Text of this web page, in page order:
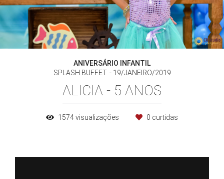
ANIVERSÁRIO INFANTIL
SPLASH BUFFET
19/JANEIRO/2019
ALICIA - 5 ANOS
1574visualizações 0 curtidas